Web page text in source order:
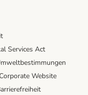
Services Act
Corporate Website